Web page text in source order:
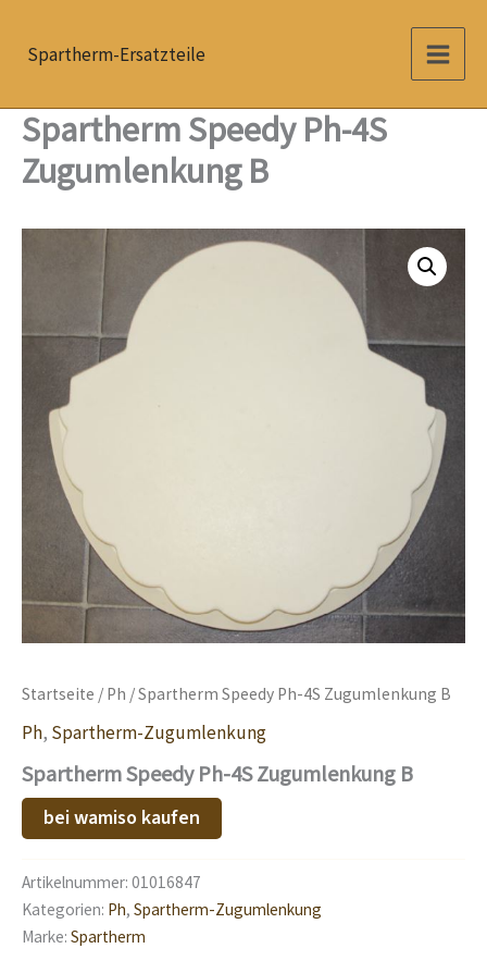
InhaltSpartherm-Ersatzteile
Spartherm Speedy Ph-4S
Zugumlenkung B
Startseite / Ph / Spartherm Speedy Ph-4S Zugumlenkung B
Ph, Spartherm-Zugumlenkung
Spartherm Speedy Ph-4S Zugumlenkung B
bei wamiso kaufen
Artikelnummer: 01016847
Kategorien: Ph, Spartherm-Zugumlenkung
Marke: Spartherm